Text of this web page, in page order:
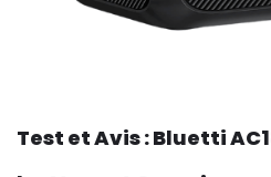
Test et Avis : Bluetti